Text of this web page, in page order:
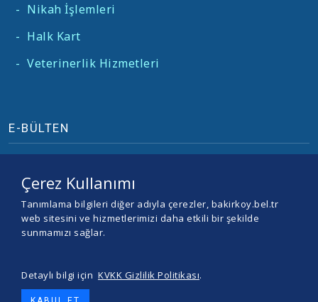
- Nikah İşlemleri
- Halk Kart
- Veterinerlik Hizmetleri
E-BÜLTEN
© 2026 BAKIRKÖY BELEDİYESİ -
Çerez Kullanımı
Tanımlama bilgileri diğer adıyla çerezler, bakirkoy.bel.tr
web sitesini ve hizmetlerimizi daha etkili bir şekilde
sunmamızı sağlar.
Detaylı bilgi için KVKK Gizlilik Politikası.